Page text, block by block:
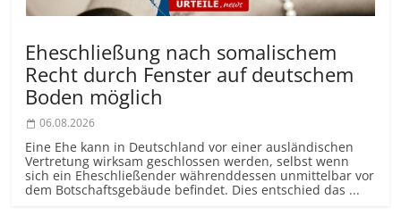
Eheschließung nach somalischem
Recht durch Fenster auf deutschem
Boden möglich
06.08.2026
Eine Ehe kann in Deutschland vor einer ausländischen
Vertretung wirksam geschlossen werden, selbst wenn
sich ein Eheschließender währenddessen unmittelbar vor
dem Botschaftsgebäude befindet. Dies entschied das ...